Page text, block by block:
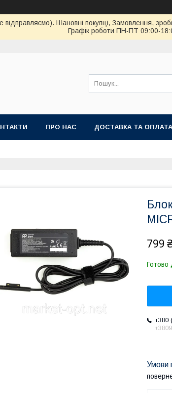
Шановні покупці, Замовлення,
Графік роботи ПН-ПТ 09:00-
ПРО НАС ДОСТАВКА ТА ОПЛАТА
799
Готово
+380